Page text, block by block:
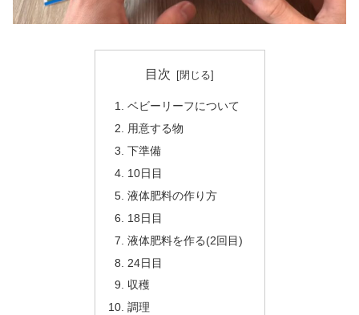
目次
ベビーリーフについて
用意する物
下準備
10日目
液体肥料の作り方
18日目
液体肥料を作る(2回目)
24日目
収穫
調理